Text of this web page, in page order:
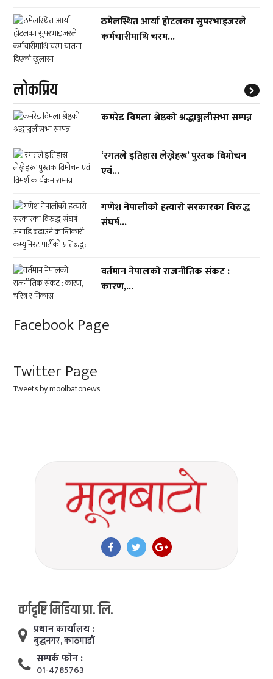
ठमेलस्थित आर्या होटलका सुपरभाइजरले
कर्मचारीमाथि चरम...
लाेकप्रिय
कमरेड विमला श्रेष्ठको श्रद्धाञ्जलीसभा सम्पन्न
‘रगतले इतिहास लेख्नेहरू’ पुस्तक विमोचन
एवं...
गणेश नेपालीको हत्यारो सरकारका विरुद्ध
संघर्ष...
वर्तमान नेपालको राजनीतिक संकट :
कारण,...
Facebook Page
Twitter Page
Tweets by moolbatonews
वर्गदृष्टि मिडिया प्रा. लि.
प्रधान कार्यालय :
बुद्धनगर, काठमाडाैं
सम्पर्क फाेन :
01-4785763